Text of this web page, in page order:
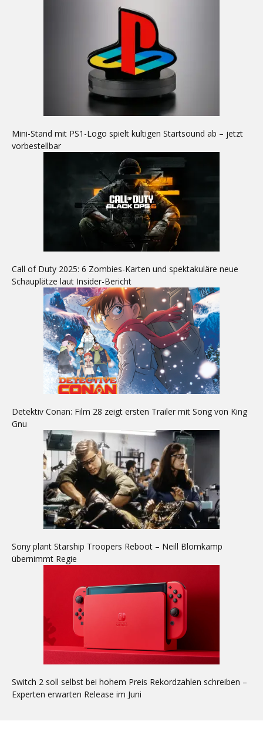
Mini-Stand mit PS1-Logo spielt kultigen Startsound ab – jetzt
vorbestellbar
Call of Duty 2025: 6 Zombies-Karten und spektakuläre neue
Schauplätze laut Insider-Bericht
Detektiv Conan: Film 28 zeigt ersten Trailer mit Song von King
Gnu
Sony plant Starship Troopers Reboot – Neill Blomkamp
übernimmt Regie
Switch 2 soll selbst bei hohem Preis Rekordzahlen schreiben –
Experten erwarten Release im Juni